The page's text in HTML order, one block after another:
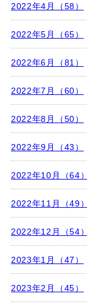
2022年4月（58）
2022年5月（65）
2022年6月（81）
2022年7月（60）
2022年8月（50）
2022年9月（43）
2022年10月（64）
2022年11月（49）
2022年12月（54）
2023年1月（47）
2023年2月（45）